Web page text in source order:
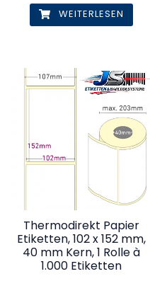
WEITERLESEN
Thermodirekt Papier
Etiketten, 102 x 152 mm,
40 mm Kern, 1 Rolle à
1.000 Etiketten